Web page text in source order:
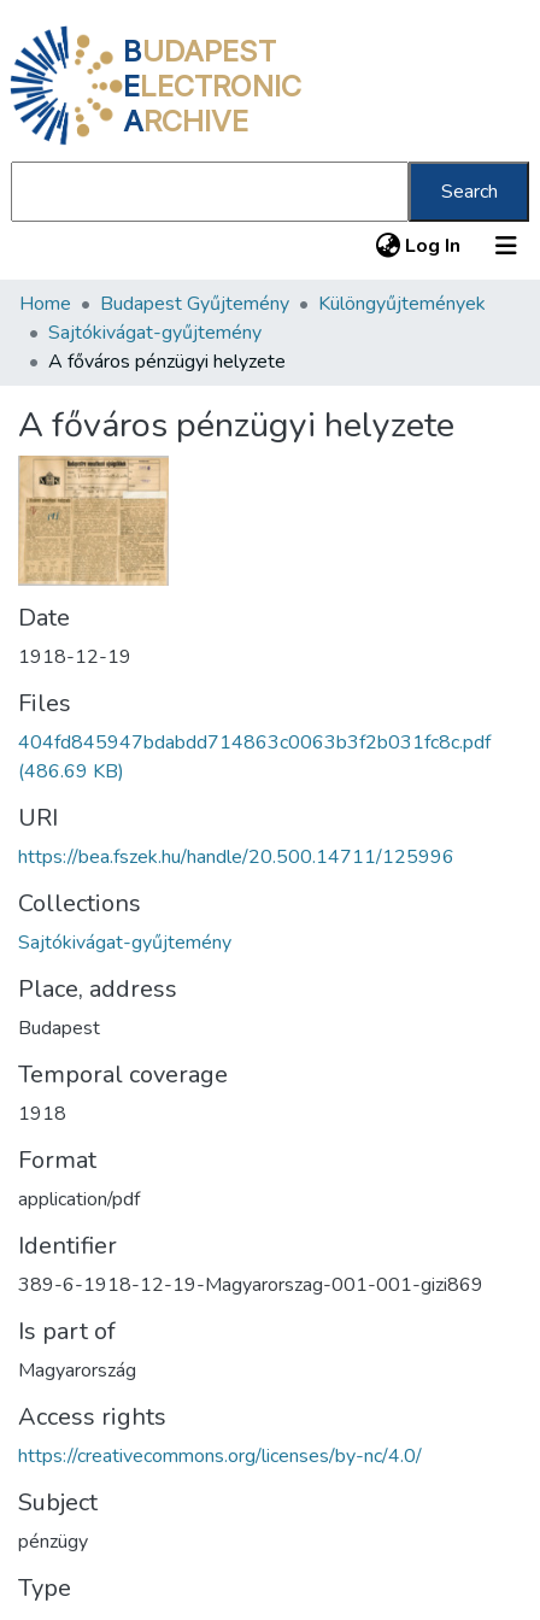
BUDAPEST
ELECTRONIC
ARCHIVE
Search
Log In (current)
Communities & Collections
All of DSpace
About us
Home Budapest Gyűjtemény
Különgyűjtemények
Sajtókivágat-gyűjtemény
A főváros pénzügyi helyzete
A főváros pénzügyi helyzete
Date
1918-12-19
Files
404fd845947bdabdd714863c0063b3f2b031fc8c.pdf
(486.69 KB)
URI
https://bea.fszek.hu/handle/20.500.14711/125996
Collections
Sajtókivágat-gyűjtemény
Place, address
Budapest
Temporal coverage
1918
Format
application/pdf
Identifier
389-6-1918-12-19-Magyarorszag-001-001-gizi869
Is part of
Magyarország
Access rights
https://creativecommons.org/licenses/by-nc/4.0/
Subject
pénzügy
Type